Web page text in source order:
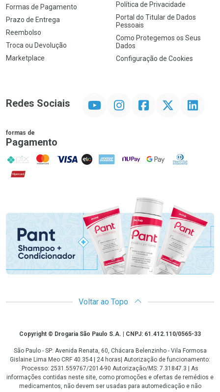
Formas de Pagamento
Prazo de Entrega
Reembolso
Troca ou Devolução
Marketplace
Política de Privacidade
Portal do Titular de Dados
Pessoais
Como Protegemos os Seus
Dados
Configuração de Cookies
Redes Sociais InstagramFacebookTwitter Linkedin
formas de
Pagamento
PIX MasterCard
VISA ELO AMEX NuPay Google PayDiners Club
Hipercard
Promoção em Destaque
Voltar ao Topo
CopyrightCopyright © Drogaria São Paulo S.A. | CNPJ: 61.412.110/0565-33
São Paulo - SP: Avenida Renata, 60, Chácara Belenzinho - Vila Formosa
Gislaine Lima Meo CRF 40.354 | 24 horas| Autorização de funcionamento:
Processo: 2531.559767/2014-90 Autorização/MS: 7.31847.3 | As
informações contidas neste site, como promoções e ofertas de remédios e
medicamentos, não devem ser usadas para automedicação e não